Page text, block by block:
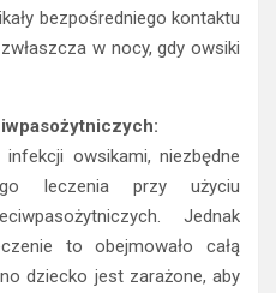
bezpośredniego kontaktu
w nocy, gdy owsiki
owsikami, niezbędne
leczenia przy użyciu
Jednak
to obejmowało całą
dziecko jest zarażone, aby